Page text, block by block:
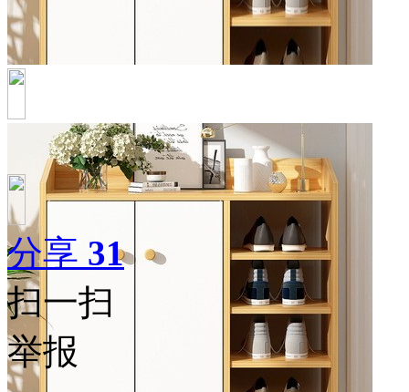
分享 31
扫一扫
举报